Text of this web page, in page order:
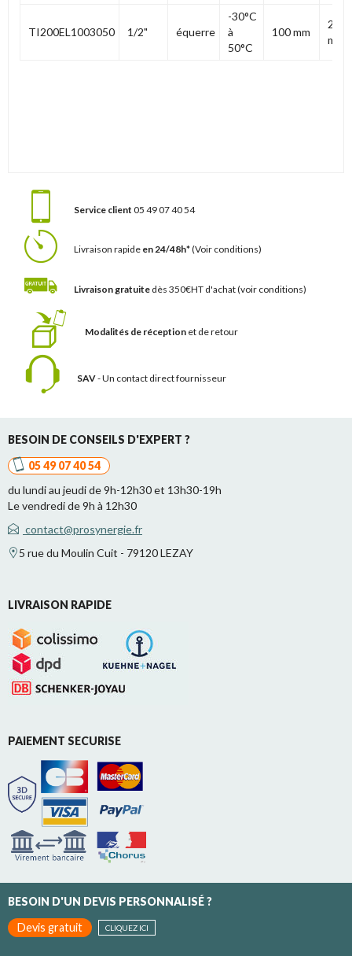
TI200EL1003050 1/2" équerre
-30°C
à
50°C
100 mm
200
mm
Service client 05 49 07 40 54
Livraison rapide en 24/48h*(Voir conditions)
Livraison gratuite dès 350€HT d'achat(voir conditions)
Modalités de réception et de retour
SAV- Un contact direct fournisseur
BESOIN DE CONSEILS D'EXPERT ?
05 49 07 40 54
du lundi au jeudi de 9h-12h30 et 13h30-19h
Le vendredi de 9h à 12h30
contact@prosynergie.fr
5 rue du Moulin Cuit - 79120 LEZAY
LIVRAISON RAPIDE
PAIEMENT SECURISE
BESOIN D'UN DEVIS PERSONNALISÉ ?
Devis gratuit
CLIQUEZ ICI